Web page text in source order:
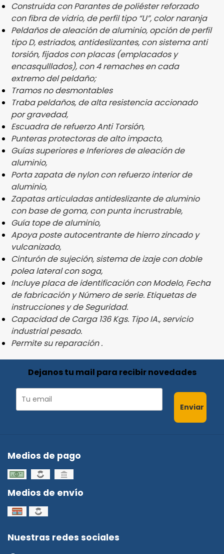
Construida con Parantes de poliéster reforzado
con fibra de vidrio, de perfil tipo “U”, color naranja
Peldaños de aleación de aluminio, opción de perfil
tipo D, estriados, antideslizantes, con sistema anti
torsión, fijados con placas (emplacados y
encasqulllados), con 4 remaches en cada
extremo del peldaño;
Tramos no desmontables
Traba peldaños, de alta resistencia accionado
por gravedad,
Escuadra de refuerzo Anti Torsión,
Punteras protectoras de alto impacto,
Guías superiores e Inferiores de aleación de
aluminio,
Porta zapata de nylon con refuerzo interior de
aluminio,
Zapatas articuladas antideslizante de aluminio
con base de goma, con punta incrustrable,
Guía tope de aluminio,
Apoya poste autocentrante de hierro zincado y
vulcanizado,
Cinturón de sujeción, sistema de izaje con doble
polea lateral con soga,
Incluye placa de identificación con Modelo, Fecha
de fabricación y Número de serie. Etiquetas de
instrucciones y de Seguridad.
Capacidad de Carga 136 Kgs. Tipo IA., servicio
industrial pesado.
Permite su reparación .
Dejanos tu mail para recibir novedades
Enviar
Medios de pago
Medios de envío
Nuestras redes sociales